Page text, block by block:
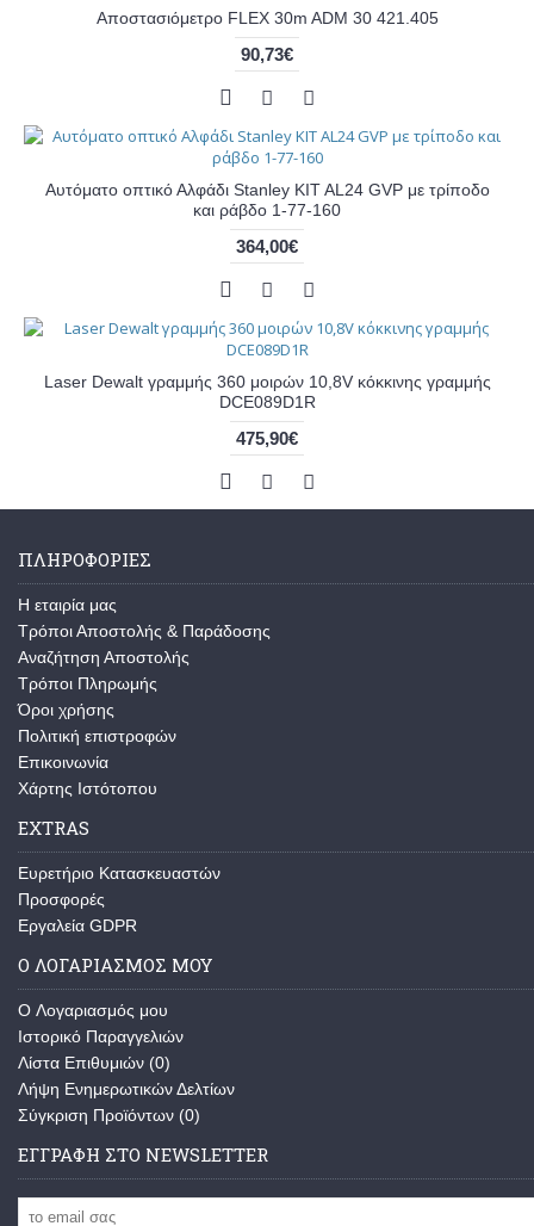
Αποστασιόμετρο FLEX 30m ADM 30 421.405
90,73€
Αυτόματο οπτικό Αλφάδι Stanley KIT AL24 GVP με τρίποδο
και ράβδο 1-77-160
364,00€
Laser Dewalt γραμμής 360 μοιρών 10,8V κόκκινης γραμμής
DCE089D1R
475,90€
ΠΛΗΡΟΦΟΡΊΕΣ
Η εταιρία μας
Τρόποι Αποστολής & Παράδοσης
Αναζήτηση Αποστολής
Τρόποι Πληρωμής
Όροι χρήσης
Πολιτική επιστροφών
Επικοινωνία
Χάρτης Ιστότοπου
EXTRAS
Ευρετήριο Κατασκευαστών
Προσφορές
Εργαλεία GDPR
Ο ΛΟΓΑΡΙΑΣΜΌΣ ΜΟΥ
O Λογαριασμός μου
Ιστορικό Παραγγελιών
Λίστα Επιθυμιών (0)
Λήψη Ενημερωτικών Δελτίων
Σύγκριση Προϊόντων (0)
ΕΓΓΡΑΦΉ ΣΤΟ NEWSLETTER